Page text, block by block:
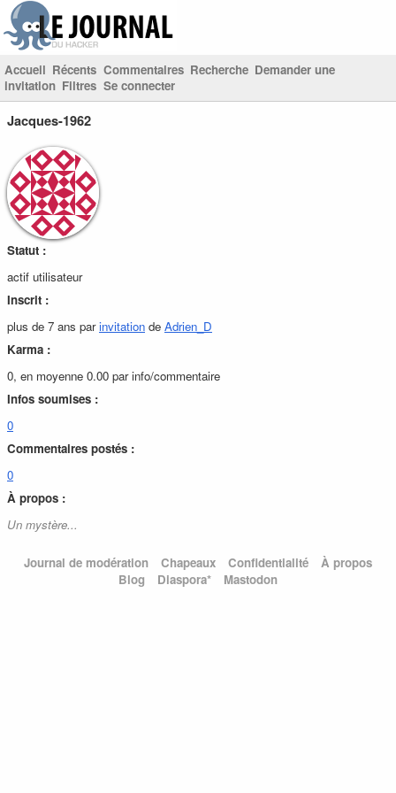
Accueil Récents Commentaires Recherche Demander une
invitation Filtres Se connecter
Jacques-1962
Statut :
actif utilisateur
Inscrit :
plus de 7 ans parinvitation de Adrien_D
Karma :
0, en moyenne 0.00 par info/commentaire
Infos soumises :
0
Commentaires postés :
0
À propos :
Un mystère...
Journal de modération Chapeaux Confidentialité
À propos
Blog
Diaspora* Mastodon